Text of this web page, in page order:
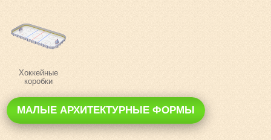
Хоккейные
коробки
МАЛЫЕ АРХИТЕКТУРНЫЕ ФОРМЫ